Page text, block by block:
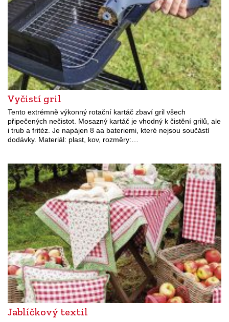
Vyčistí gril
Tento extrémně výkonný rotační kartáč zbaví gril všech
připečených nečistot. Mosazný kartáč je vhodný k čistění grilů, ale
i trub a fritéz. Je napájen 8 aa bateriemi, které nejsou součástí
dodávky. Materiál: plast, kov, rozměry:…
Jablíčkový textil